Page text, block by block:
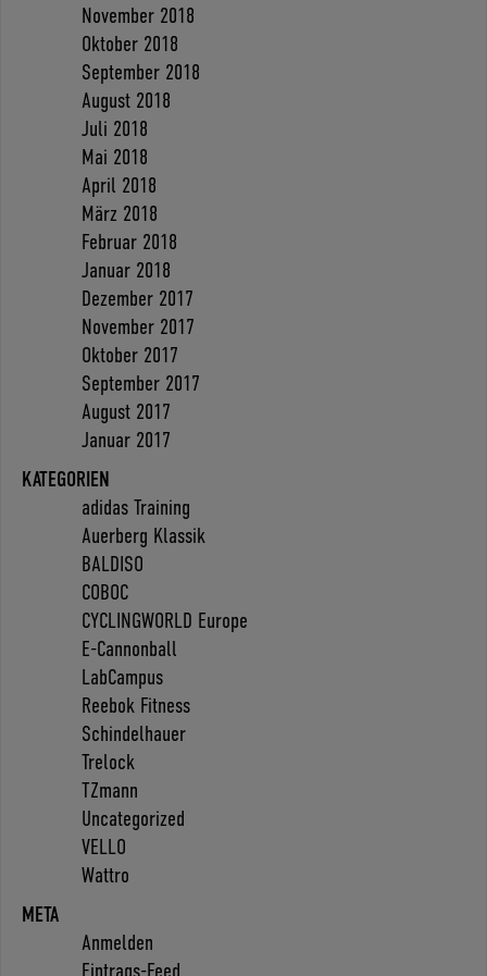
November 2018
Oktober 2018
September 2018
August 2018
Juli 2018
Mai 2018
April 2018
März 2018
Februar 2018
Januar 2018
Dezember 2017
November 2017
Oktober 2017
September 2017
August 2017
Januar 2017
KATEGORIEN
adidas Training
Auerberg Klassik
BALDISO
COBOC
CYCLINGWORLD Europe
E-Cannonball
LabCampus
Reebok Fitness
Schindelhauer
Trelock
TZmann
Uncategorized
VELLO
Wattro
META
Anmelden
Eintrags-Feed